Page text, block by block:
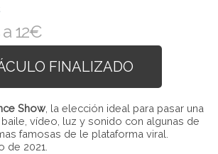
12€
FINALIZADO
Show, la elección ideal para pasar una
vídeo, luz y sonido con algunas de
famosas de le plataforma viral.
de 2021.